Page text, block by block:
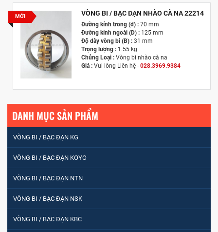
MỚI VÒNG BI / BẠC ĐẠN NHÀO CÀ NA 22214
Đường kính trong (d) :70 mm
Đường kính ngoài (D) :125 mm
Độ dày vòng bi (B) :31 mm
Trọng lượng : 1.55 kg
Chủng Loại : Vòng bi nhào cà na
Giá :Vui lòng Liên hệ - 028.3969.9384
DANH MỤC SẢN PHẨM
VÒNG BI / BẠC ĐẠN KG
VÒNG BI / BẠC ĐẠN KOYO
VÒNG BI / BẠC ĐẠN NTN
VÒNG BI / BẠC ĐẠN NSK
VÒNG BI / BẠC ĐẠN KBC